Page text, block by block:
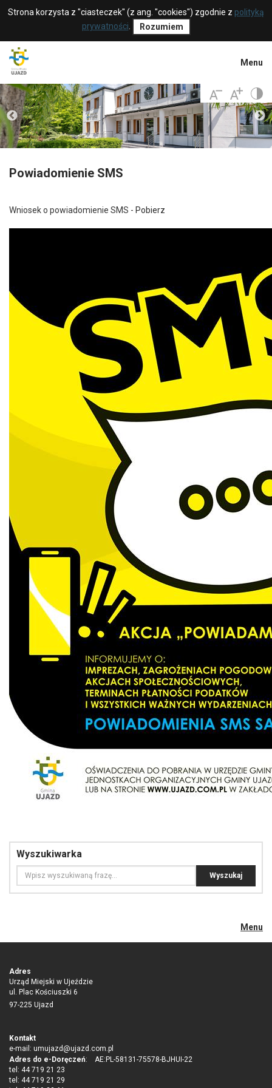
Strona korzysta z "ciasteczek" (z ang. "cookies") zgodnie z polityką
prywatności
Rozumiem
Menu
Powiadomienie SMS
Wniosek o powiadomienie SMS - Pobierz
Wyszukiwarka
Menu
Adres
Urząd Miejski w Ujeździe
ul. Plac Kościuszki 6
97-225 Ujazd
Kontakt
e-mail: umujazd@ujazd.com.pl
Adres do e-Doręczeń: AE:PL-58131-75578-BJHUI-22
tel: 44 719 21 23
tel: 44 719 21 29